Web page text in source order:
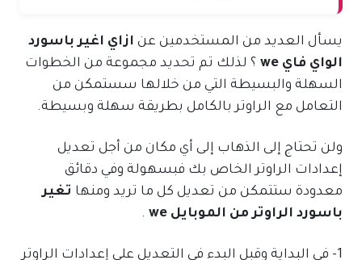
يسأل العديد من المستخدمين عن ازاي اغير باسورد
الواي فاي we
؟ لذلك تم تحديد مجموعة من الخطوات
السهلة والبسيطة التي من خلالها سستمكن من
التعامل مع الراوتر بالكامل بطريقة سهلة وبسيطة.
ولن تحتاج إلى الذهاب إلى أي مكان من أجل تعديل
إعدادات الراوتر الخاص بك فبسهولة وفي دقائق
معدودة ستتمكن من تعديل كل ما تريد ومنها تغير
باسورد الراوتر من الموبايل we
.
1- في البداية وقبل البدء في التعديل على إعدادات الراوتر